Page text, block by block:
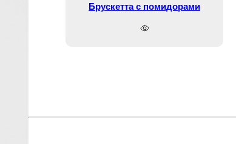
Брускетта с помидорами